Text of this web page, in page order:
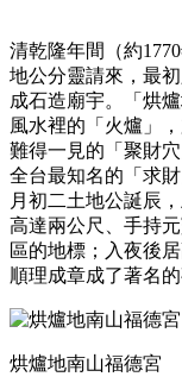
清乾隆年間（約
地公分靈請來，最
成石造廟宇。「烘
風水裡的「火爐」
難得一見的「聚財
全台最知名的「求
月初二土地公誕辰
高達兩公尺、手持
區的地標；入夜後
順理成章成了著名的
烘爐地南山福德宮